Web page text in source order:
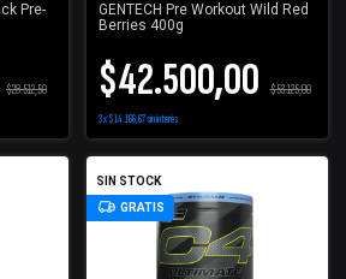
Pre-
$28.512,50
GENTECH Pre Workout Wild Red
Berries 400g
$42.500,00 $53.125,00
3x$14.166,67sin interés
SIN STOCK
GRATIS